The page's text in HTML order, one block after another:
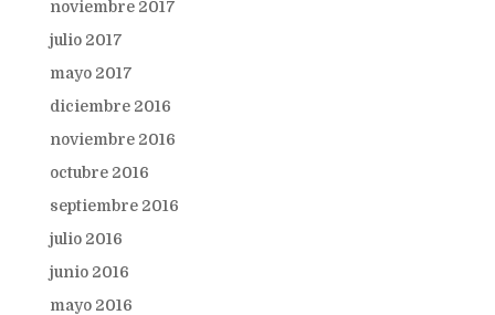
noviembre 2017
julio 2017
mayo 2017
diciembre 2016
noviembre 2016
octubre 2016
septiembre 2016
julio 2016
junio 2016
mayo 2016